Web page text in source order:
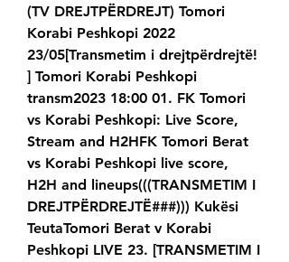
(TV DREJTPËRDREJT) Tomori
Korabi Peshkopi 2022
23/05[Transmetim i drejtpërdrejtë!
] Tomori Korabi Peshkopi
transm2023 18:00 01. FK Tomori
vs Korabi Peshkopi: Live Score,
Stream and H2HFK Tomori Berat
vs Korabi Peshkopi live score,
H2H and lineups(((TRANSMETIM I
DREJTPËRDREJTË###))) Kukësi
TeutaTomori Berat v Korabi
Peshkopi LIVE 23. [TRANSMETIM I